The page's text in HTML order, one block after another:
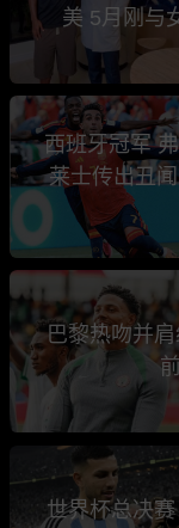
美 5月刚与
西班牙冠军
莱士传出丑
巴黎热吻并
世界杯总决